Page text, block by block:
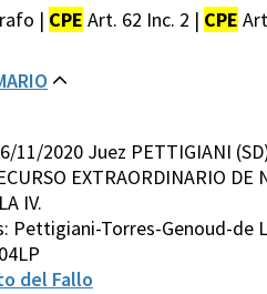
| CPE Art. 62 Inc. 2 | CPE
11/2020 Juez PETTIGIANI
EXTRAORDINARIO
IV.
Pettigiani-Torres-Genoud-de
del Fallo